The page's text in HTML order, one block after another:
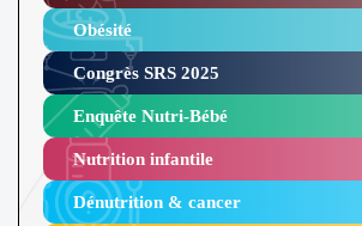
Obésité ​
Congrès SRS 2025 ​
Enquête Nutri-Bébé ​
Nutrition infantile
Dénutrition & cancer